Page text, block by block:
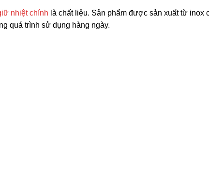
nhiệt chính là chất liệu. Sản phẩm được sản xuất từ inox
quá trình sử dụng hàng ngày.